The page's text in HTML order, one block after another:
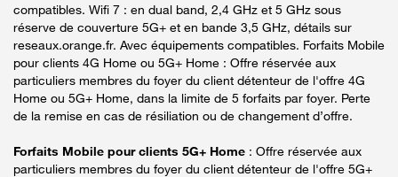
compatibles. Wifi 7 : en dual band, 2,4 GHz et 5 GHz sous
réserve de couverture 5G+ et en bande 3,5 GHz, détails sur
reseaux.orange.fr. Avec équipements compatibles. Forfaits Mobile
pour clients 4G Home ou 5G+ Home : Offre réservée aux
particuliers membres du foyer du client détenteur de l'offre 4G
Home ou 5G+ Home, dans la limite de 5 forfaits par foyer. Perte
de la remise en cas de résiliation ou de changement d’offre.
Forfaits Mobile pour clients 5G+ Home : Offre réservée aux
particuliers membres du foyer du client détenteur de l'offre 5G+